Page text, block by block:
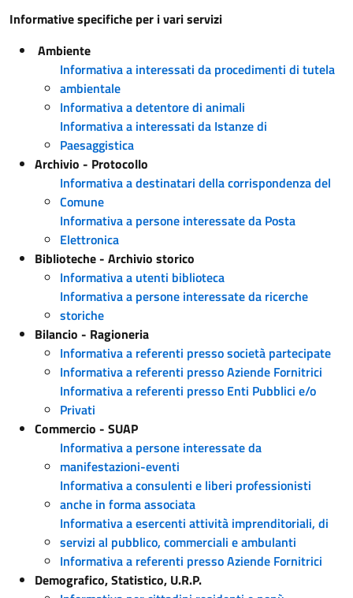
Informative specifiche per i vari servizi
Ambiente
Informativa a interessati da procedimenti di tutela
ambientale
Informativa a detentore di animali
Informativa a interessati da Istanze di
Paesaggistica
Archivio - Protocollo
Informativa a destinatari della corrispondenza del
Comune
Informativa a persone interessate da Posta
Elettronica
Biblioteche - Archivio storico
Informativa a utenti biblioteca
Informativa a persone interessate da ricerche
storiche
Bilancio - Ragioneria
Informativa a referenti presso società partecipate
Informativa a referenti presso Aziende Fornitrici
Informativa a referenti presso Enti Pubblici e/o
Privati
Commercio - SUAP
Informativa a persone interessate da
manifestazioni-eventi
Informativa a consulenti e liberi professionisti
anche in forma associata
Informativa a esercenti attività imprenditoriali, di
servizi al pubblico, commerciali e ambulanti
Informativa a referenti presso Aziende Fornitrici
Demografico, Statistico, U.R.P.